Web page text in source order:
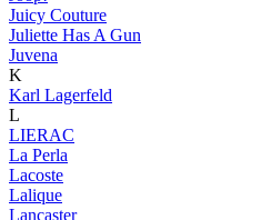
Juicy Couture
Juliette Has A Gun
Juvena
K
Karl Lagerfeld
L
LIERAC
La Perla
Lacoste
Lalique
Lancaster